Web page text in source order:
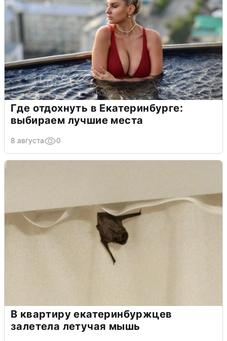
Где отдохнуть в Екатеринбурге:
выбираем лучшие места
8 августа 0
В квартиру екатеринбуржцев
залетела летучая мышь